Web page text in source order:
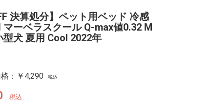
決算処分】ペット用ベッド 冷感
マーベラスクール Q-max値0.32 M
型犬 夏用 Cool 2022年
： ￥4,290 税込
税込